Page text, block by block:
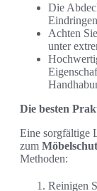
Die
Achten
unter
Die besten
Eine sorgfältige
zum
Methoden:
Reinigen